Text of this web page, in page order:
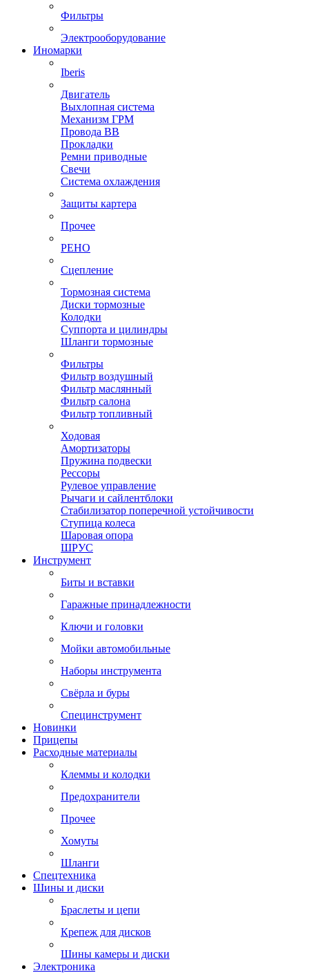
Фильтры
Электрооборудование
Иномарки
Iberis
Двигатель
Выхлопная система
Механизм ГРМ
Провода ВВ
Прокладки
Ремни приводные
Свечи
Система охлаждения
Защиты картера
Прочее
РЕНО
Сцепление
Тормозная система
Диски тормозные
Колодки
Суппорта и цилиндры
Шланги тормозные
Фильтры
Фильтр воздушный
Фильтр маслянный
Фильтр салона
Фильтр топливный
Ходовая
Амортизаторы
Пружина подвески
Рессоры
Рулевое управление
Рычаги и сайлентблоки
Стабилизатор поперечной устойчивости
Ступица колеса
Шаровая опора
ШРУС
Инструмент
Биты и вставки
Гаражные принадлежности
Ключи и головки
Мойки автомобильные
Наборы инструмента
Свёрла и буры
Специнструмент
Новинки
Прицепы
Расходные материалы
Клеммы и колодки
Предохранители
Прочее
Хомуты
Шланги
Спецтехника
Шины и диски
Браслеты и цепи
Крепеж для дисков
Шины камеры и диски
Электроника